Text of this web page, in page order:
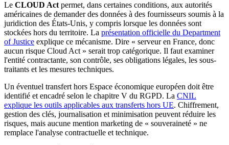
Le CLOUD Actpermet, dans certaines conditions, aux autorités
américaines de demander des données à des fournisseurs soumis à la
juridiction des États-Unis, y compris lorsque les données sont
stockées hors du territoire. La présentation officielle du Department
of Justice explique ce mécanisme. Dire « serveur en France, donc
aucun risque Cloud Act » serait trop catégorique. Il faut examiner
l'entité contractante, son contrôle, ses obligations légales, les sous-
traitants et les mesures techniques.
Un éventuel transfert hors Espace économique européen doit être
identifié et encadré selon le chapitre V du RGPD. La CNIL
explique les outils applicables aux transferts hors UE. Chiffrement,
gestion des clés, journalisation et minimisation peuvent réduire les
risques, mais aucune mention marketing de « souveraineté » ne
remplace l'analyse contractuelle et technique.